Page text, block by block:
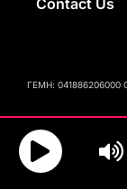
Contact Us
ΓΕΜΗ: 041886206000